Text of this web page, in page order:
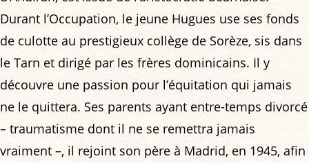
Durant l’Occupation, le jeune Hugues use ses fonds
de culotte au prestigieux collège de Sorèze, sis dans
le Tarn et dirigé par les frères dominicains. Il y
découvre une passion pour l’équitation qui jamais
ne le quittera. Ses parents ayant entre-temps divorcé
– traumatisme dont il ne se remettra jamais
vraiment –, il rejoint son père à Madrid, en 1945, afin